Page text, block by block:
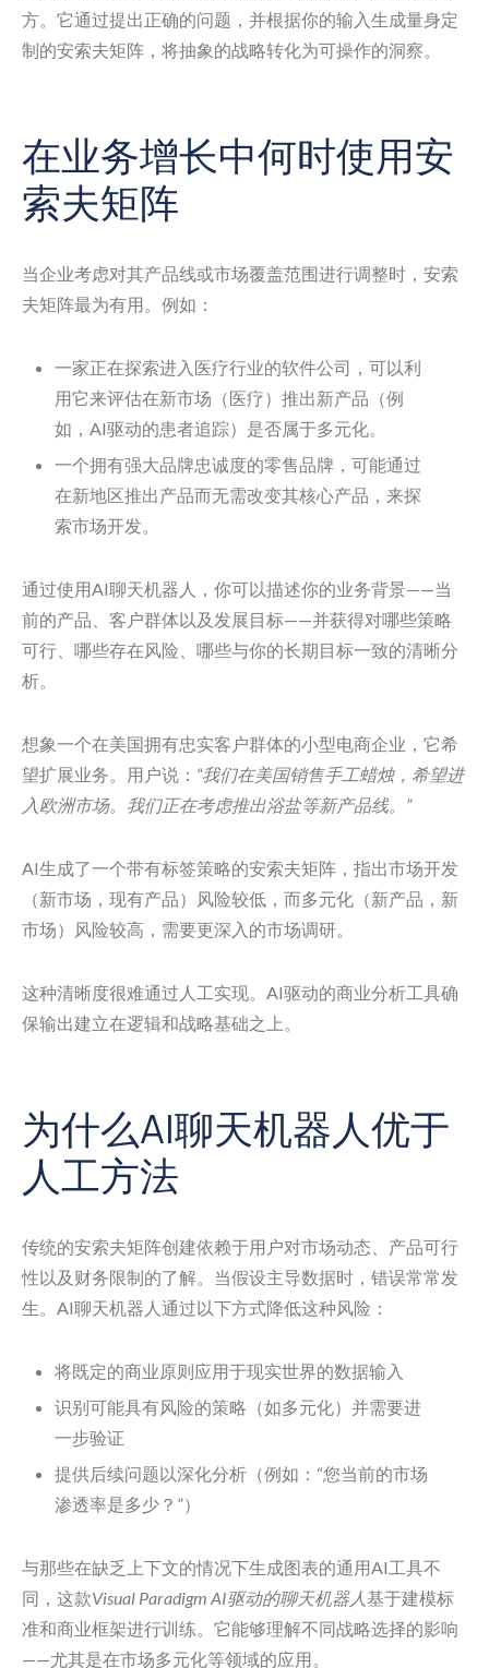
方。它通过提出正确的问题，并根据你的输入生成量身定
制的安索夫矩阵，将抽象的战略转化为可操作的洞察。
在业务增长中何时使用安
索夫矩阵
当企业考虑对其产品线或市场覆盖范围进行调整时，安索
夫矩阵最为有用。例如：
一家正在探索进入医疗行业的软件公司，可以利
用它来评估在新市场（医疗）推出新产品（例
如，AI驱动的患者追踪）是否属于多元化。
一个拥有强大品牌忠诚度的零售品牌，可能通过
在新地区推出产品而无需改变其核心产品，来探
索市场开发。
通过使用AI聊天机器人，你可以描述你的业务背景——当
前的产品、客户群体以及发展目标——并获得对哪些策略
可行、哪些存在风险、哪些与你的长期目标一致的清晰分
析。
想象一个在美国拥有忠实客户群体的小型电商企业，它希
望扩展业务。用户说： “我们在美国销售手工蜡烛，希望进
入欧洲市场。我们正在考虑推出浴盐等新产品线。”
AI生成了一个带有标签策略的安索夫矩阵，指出市场开发
（新市场，现有产品）风险较低，而多元化（新产品，新
市场）风险较高，需要更深入的市场调研。
这种清晰度很难通过人工实现。AI驱动的商业分析工具确
保输出建立在逻辑和战略基础之上。
为什么AI聊天机器人优于
人工方法
传统的安索夫矩阵创建依赖于用户对市场动态、产品可行
性以及财务限制的了解。当假设主导数据时，错误常常发
生。AI聊天机器人通过以下方式降低这种风险：
将既定的商业原则应用于现实世界的数据输入
识别可能具有风险的策略（如多元化）并需要进
一步验证
提供后续问题以深化分析（例如：“您当前的市场
渗透率是多少？”）
与那些在缺乏上下文的情况下生成图表的通用AI工具不
同，这款Visual Paradigm AI驱动的聊天机器人基于建模标
准和商业框架进行训练。它能够理解不同战略选择的影响
——尤其是在市场多元化等领域的应用。